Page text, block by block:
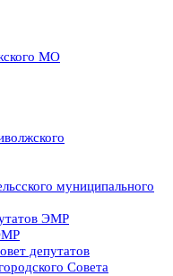
МО
муниципального
ЭМР
депутатов
Совета